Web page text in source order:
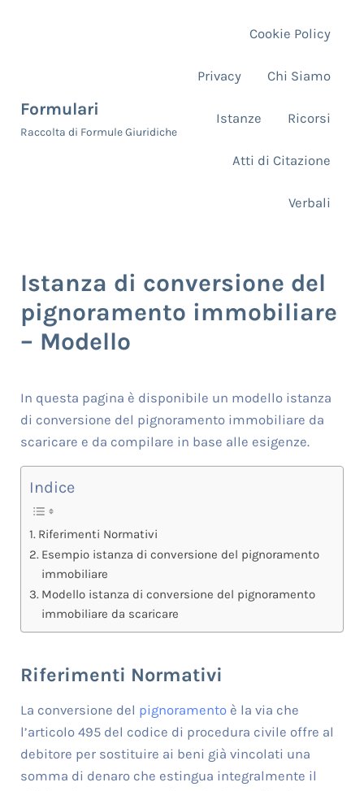
Formulari
Raccolta di Formule Giuridiche
Cookie Policy
Privacy Chi Siamo
Istanze Ricorsi
Atti di Citazione
Verbali
Istanza di conversione del
pignoramento immobiliare
– Modello
In questa pagina è disponibile un modello istanza
di conversione del pignoramento immobiliare da
scaricare e da compilare in base alle esigenze.
Indice
Riferimenti Normativi
Esempio istanza di conversione del pignoramento
immobiliare
Modello istanza di conversione del pignoramento
immobiliare da scaricare
Riferimenti Normativi
La conversione del pignoramentoè la via che
l’articolo 495 del codice di procedura civile offre al
debitore per sostituire ai beni già vincolati una
somma di denaro che estingua integralmente il